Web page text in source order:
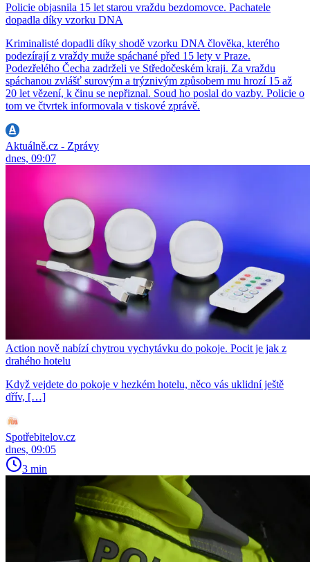
Policie objasnila 15 let starou vraždu bezdomovce. Pachatele
dopadla díky vzorku DNA
Kriminalisté dopadli díky shodě vzorku DNA člověka, kterého
podezírají z vraždy muže spáchané před 15 lety v Praze.
Podezřelého Čecha zadrželi ve Středočeském kraji. Za vraždu
spáchanou zvlášť surovým a trýznivým způsobem mu hrozí 15 až
20 let vězení, k činu se nepřiznal. Soud ho poslal do vazby. Policie o
tom ve čtvrtek informovala v tiskové zprávě.
Aktuálně.cz - Zprávy
dnes, 09:07
Action nově nabízí chytrou vychytávku do pokoje. Pocit je jak z
drahého hotelu
Když vejdete do pokoje v hezkém hotelu, něco vás uklidní ještě
dřív, […]
Spotřebitelov.cz
dnes, 09:05
3 min